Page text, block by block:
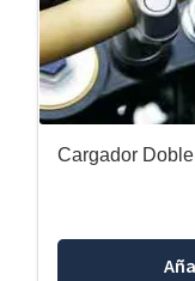
Cargador